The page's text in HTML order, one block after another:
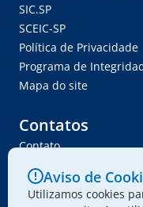
SIC.SP
SCEIC-SP
Política de Privacidade
Programa de
Mapa do site
Contatos
Contato
Ser Fornecedor
Envie seu projeto
Aviso de
Utilizamos cookies